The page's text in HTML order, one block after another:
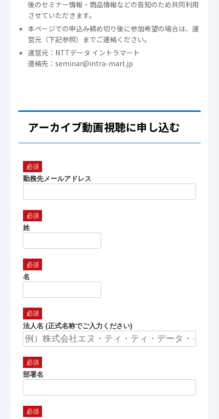
後のセミナー情報・商品情報などの告知のため共同利用
させていただきます。
本ページでの申込み締め切り後に参加希望の場合は、運
営元（下記参照）までご連絡ください。
運営元：NTTデータ イントラマート
連絡先：seminar@intra-mart.jp
アーカイブ動画視聴に申し込む
勤務先メールアドレス
姓
名
法人名 (正式名称でご入力ください)
部署名